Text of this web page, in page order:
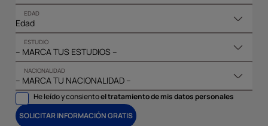
EDAD
ESTUDIO
NACIONALIDAD
He leído y consientoel tratamiento de mis datos personales
SOLICITAR INFORMACIÓN GRATIS